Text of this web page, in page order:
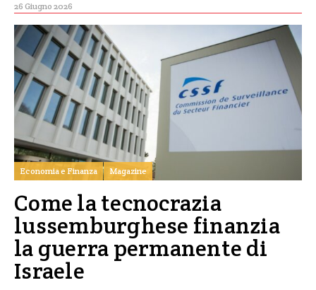
26 Giugno 2026
Economia e Finanza Magazine
Come la tecnocrazia
lussemburghese finanzia
la guerra permanente di
Israele